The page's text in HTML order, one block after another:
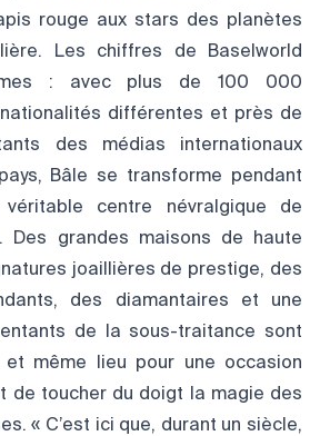
rouge aux stars des planètes
Les chiffres de Baselworld
: avec plus de 100 000
différentes et près de
des médias internationaux
Bâle se transforme pendant
centre névralgique de
Des grandes maisons de haute
joaillières de prestige, des
des diamantaires et une
de la sous-traitance sont
même lieu pour une occasion
de toucher du doigt la magie des
« C’est ici que, durant un siècle,